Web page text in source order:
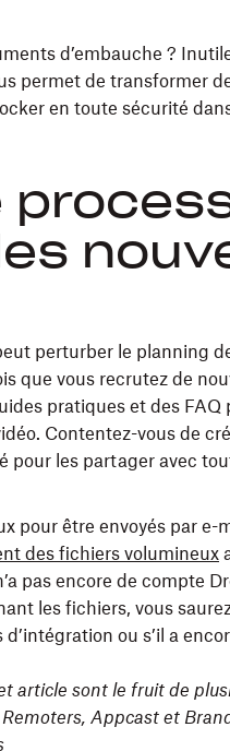
d’embauche ?
permet de transformer
en toute sécurité
perturber le planning
que vous recrutez de
pratiques et des FAQ
Contentez-vous de
pour les partager avec
pour être envoyés par e-
des fichiers volumineux
pas encore de compte
les fichiers, vous
ou s’il a
article sont le fruit de
Appcast et